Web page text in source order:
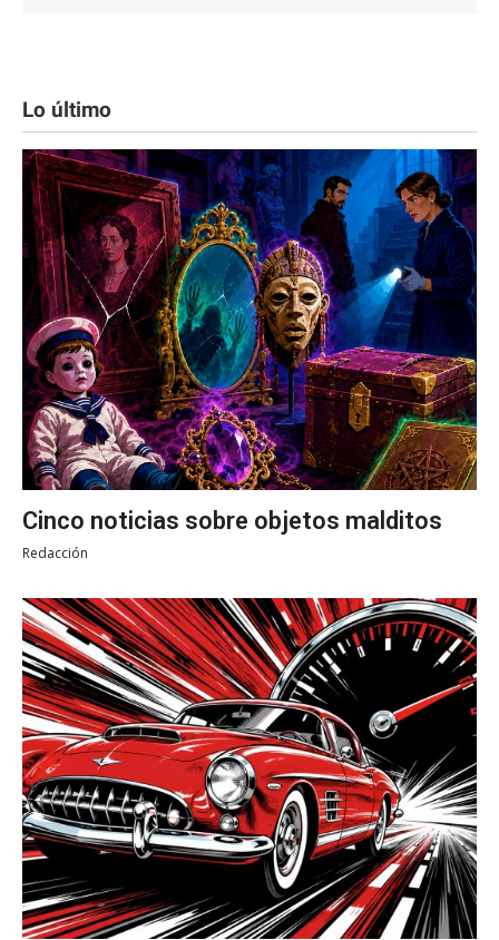
Lo último
Cinco noticias sobre objetos malditos
Redacción